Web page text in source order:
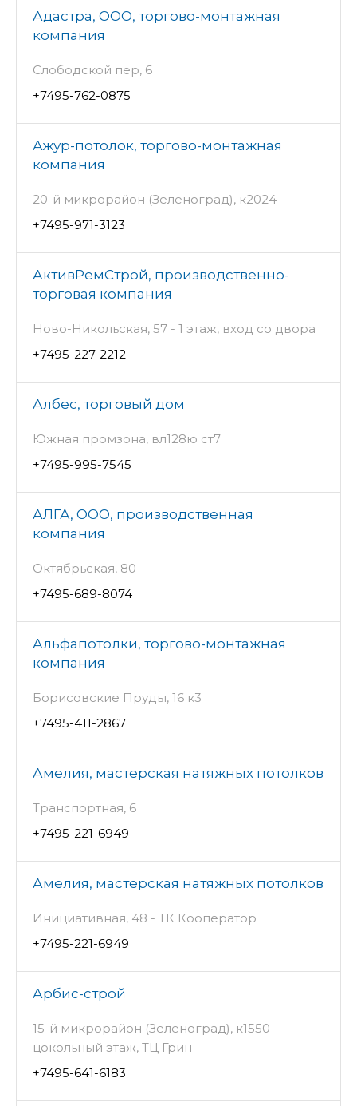
Адастра, ООО, торгово-монтажная
компания
Слободской пер, 6
+7495-762-0875
Ажур-потолок, торгово-монтажная
компания
20-й микрорайон (Зеленоград), к2024
+7495-971-3123
АктивРемСтрой, производственно-
торговая компания
Ново-Никольская, 57 - 1 этаж, вход со двора
+7495-227-2212
Албес, торговый дом
Южная промзона, вл128ю ст7
+7495-995-7545
АЛГА, ООО, производственная
компания
Октябрьская, 80
+7495-689-8074
Альфапотолки, торгово-монтажная
компания
Борисовские Пруды, 16 к3
+7495-411-2867
Амелия, мастерская натяжных потолков
Транспортная, 6
+7495-221-6949
Амелия, мастерская натяжных потолков
Инициативная, 48 - ТК Кооператор
+7495-221-6949
Арбис-строй
15-й микрорайон (Зеленоград), к1550 -
цокольный этаж, ТЦ Грин
+7495-641-6183